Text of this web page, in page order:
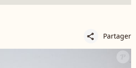
share Partager